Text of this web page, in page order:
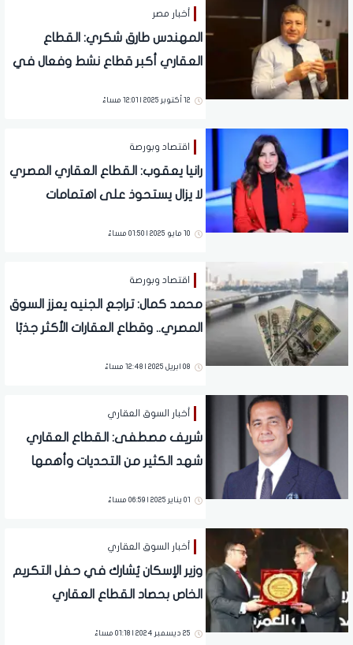
أخبار مصر
المهندس طارق شكري: القطاع
العقاري أكبر قطاع نشط وفعال في
12 أكتوبر 2025 | 12:01 مساءً
اقتصاد وبورصة
رانيا يعقوب: القطاع العقاري المصري
لا يزال يستحوذ على اهتمامات
مبالغ فيها (فيديو)
10 مايو 2025 | 01:50 مساءً
اقتصاد وبورصة
محمد كمال: تراجع الجنيه يعزز السوق
المصري.. وقطاع العقارات الأكثر جذبًا
08 ابريل 2025 | 12:48 مساءً
أخبار السوق العقاري
شريف مصطفى: القطاع العقاري
شهد الكثير من التحديات وأهمها
01 يناير 2025 | 06:59 مساءً
أخبار السوق العقاري
وزير الإسكان يُشارك في حفل التكريم
الخاص بحصاد القطاع العقاري
25 ديسمبر 2024 | 01:18 مساءً